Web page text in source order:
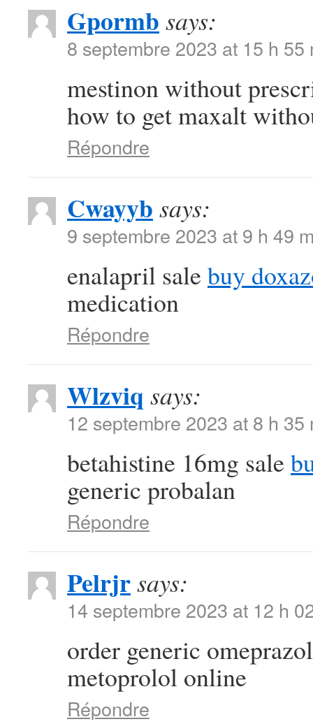
Gpormb says:
8 septembre 2023 at 15 h 55
mestinon without
how to get maxalt
Répondre
Cwayyb says:
9 septembre 2023 at 9 h 49
enalapril sale buy
medication
Répondre
Wlzviq says:
12 septembre 2023 at 8 h 35
betahistine 16mg sale
generic probalan
Répondre
Pelrjrsays:
14 septembre 2023 at 12 h
order generic
metoprolol online
Répondre